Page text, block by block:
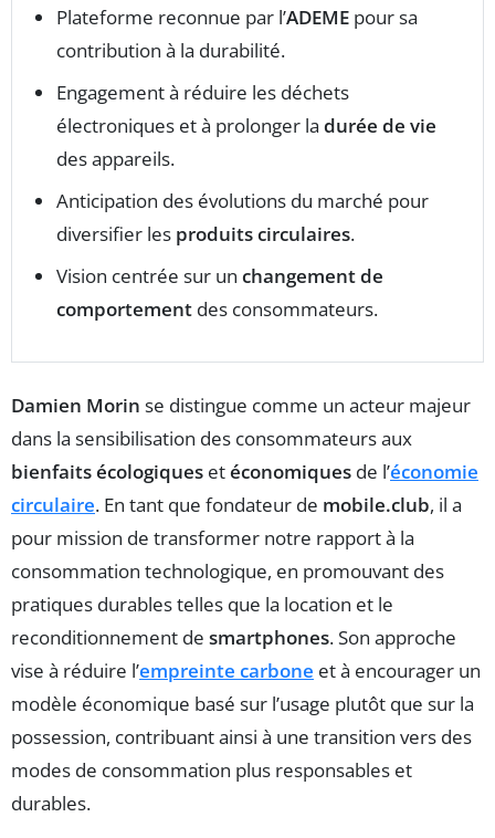
Plateforme reconnue par l’ADEME pour sa
contribution à la durabilité.
Engagement à réduire les déchets
électroniques et à prolonger la durée de vie
des appareils.
Anticipation des évolutions du marché pour
diversifier les produits circulaires.
Vision centrée sur un changement de
comportement des consommateurs.
Damien Morin se distingue comme un acteur majeur
dans la sensibilisation des consommateurs aux
bienfaits écologiques etéconomiques de l’économie
circulaire. En tant que fondateur de mobile.club, il a
pour mission de transformer notre rapport à la
consommation technologique, en promouvant des
pratiques durables telles que la location et le
reconditionnement de smartphones. Son approche
vise à réduire l’empreinte carbone et à encourager un
modèle économique basé sur l’usage plutôt que sur la
possession, contribuant ainsi à une transition vers des
modes de consommation plus responsables et
durables.